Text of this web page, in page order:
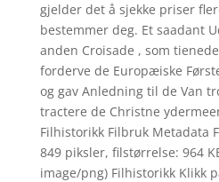
gjelder det å sjekke priser
bestemmer deg. Et saadant
anden Croisade , som
forderve de Europæiske
og gav Anledning til de Van
tractere de Christne
Filhistorikk Filbruk Metadata
849 piksler, filstørrelse: 964
image/png) Filhistorikk Klikk